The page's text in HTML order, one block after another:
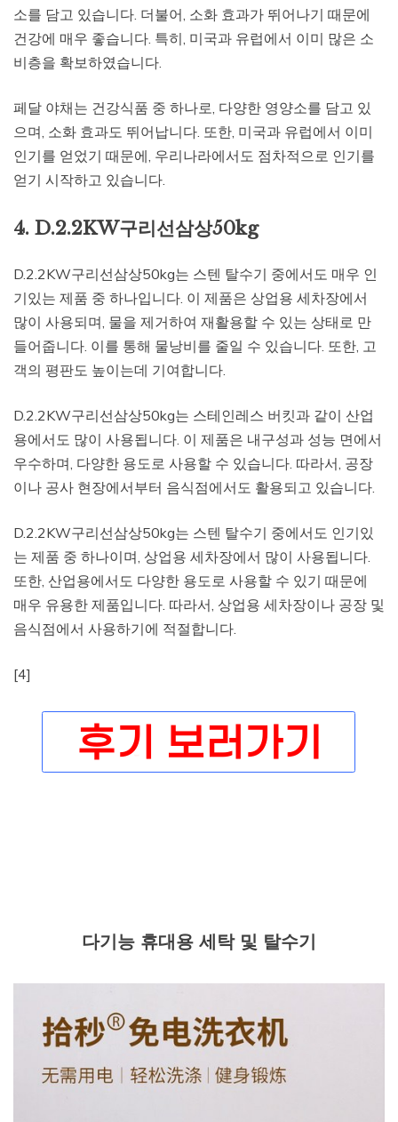
소를 담고 있습니다. 더불어, 소화 효과가 뛰어나기 때문에
건강에 매우 좋습니다. 특히, 미국과 유럽에서 이미 많은 소
비층을 확보하였습니다.
페달 야채는 건강식품 중 하나로, 다양한 영양소를 담고 있
으며, 소화 효과도 뛰어납니다. 또한, 미국과 유럽에서 이미
인기를 얻었기 때문에, 우리나라에서도 점차적으로 인기를
얻기 시작하고 있습니다.
4. D.2.2KW구리선삼상50kg
D.2.2KW구리선삼상50kg는 스텐 탈수기 중에서도 매우 인
기있는 제품 중 하나입니다. 이 제품은 상업용 세차장에서
많이 사용되며, 물을 제거하여 재활용할 수 있는 상태로 만
들어줍니다. 이를 통해 물낭비를 줄일 수 있습니다. 또한, 고
객의 평판도 높이는데 기여합니다.
D.2.2KW구리선삼상50kg는 스테인레스 버킷과 같이 산업
용에서도 많이 사용됩니다. 이 제품은 내구성과 성능 면에서
우수하며, 다양한 용도로 사용할 수 있습니다. 따라서, 공장
이나 공사 현장에서부터 음식점에서도 활용되고 있습니다.
D.2.2KW구리선삼상50kg는 스텐 탈수기 중에서도 인기있
는 제품 중 하나이며, 상업용 세차장에서 많이 사용됩니다.
또한, 산업용에서도 다양한 용도로 사용할 수 있기 때문에
매우 유용한 제품입니다. 따라서, 상업용 세차장이나 공장 및
음식점에서 사용하기에 적절합니다.
[4]
다기능 휴대용 세탁 및 탈수기